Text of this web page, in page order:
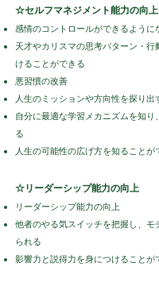
☆セルフマネジメント能力の向上
感情のコントロールができるように
天才やカリスマの思考パターン・行
けることができる
悪習慣の改善
人生のミッションや方向性を探り出
自分に最適な学習メカニズムを知り
る
人生の可能性の広げ方を知ることが
☆リーダーシップ能力の向上
リーダーシップ能力の向上
他者のやる気スイッチを把握し、モ
られる
影響力と説得力を身につけることが